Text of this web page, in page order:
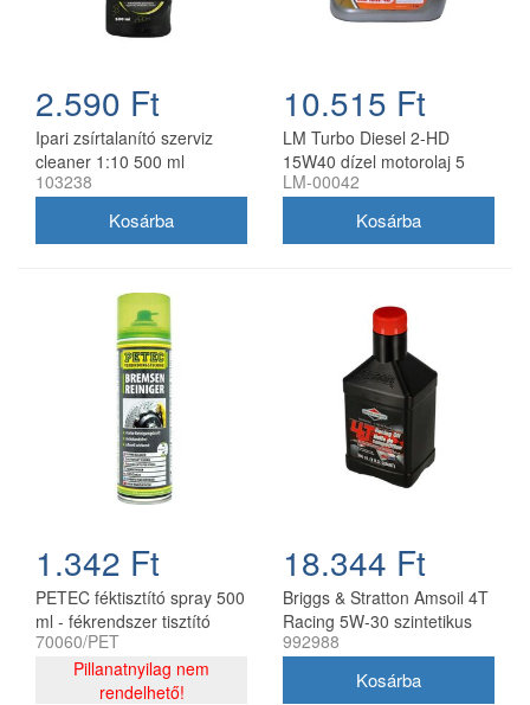
2.590 Ft
Ipari zsírtalanító szerviz
cleaner 1:10 500 ml
szórófejjel
103238
10.515 Ft
LM Turbo Diesel 2-HD
15W40 dízel motorolaj 5
liter
LM-00042
1.342 Ft
PETEC féktisztító spray 500
ml - fékrendszer tisztító
aeroszol
70060/PET
Pillanatnyilag nem
rendelhető!
18.344 Ft
Briggs & Stratton Amsoil 4T
Racing 5W-30 szintetikus
motorolaj 0,95 l
992988